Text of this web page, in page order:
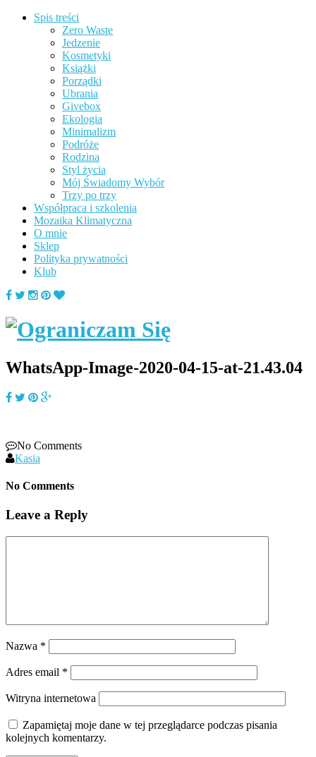
Spis treści
Zero Waste
Jedzenie
Kosmetyki
Książki
Porządki
Ubrania
Givebox
Ekologia
Minimalizm
Podróże
Rodzina
Styl życia
Mój Świadomy Wybór
Trzy po trzy
Współpraca i szkolenia
Mozaika Klimatyczna
O mnie
Sklep
Polityka prywatności
Klub
WhatsApp-Image-2020-04-15-at-21.43.04
No Comments
Kasia
No Comments
Leave a Reply
Nazwa *
Adres email *
Witryna internetowa
Zapamiętaj moje dane w tej przeglądarce podczas pisania
kolejnych komentarzy.